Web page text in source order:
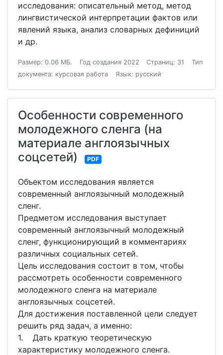
исследования: описательный метод, метод
лингвистической интерпретации фактов или
явлений языка, анализ словарных дефиниций
и др.
Размер: 0.06 МБ. Год создания 2022 Страниц: 31
Тип
документа: курсовая работа
Язык: русский
Особенности современного
молодежного сленга (на
материале англоязычных
соцсетей)
PDF
Объектом исследования является
современный англоязычный молодежный
сленг.
Предметом исследования выступает
современный англоязычный молодежный
сленг, функционирующий в комментариях
различных социальных сетей.
Цель исследования состоит в том, чтобы
рассмотреть особенности современного
молодежного сленга на материале
англоязычных соцсетей.
Для достижения поставленной цели следует
решить ряд задач, а именно:
1. Дать краткую теоретическую
характеристику молодежного сленга.